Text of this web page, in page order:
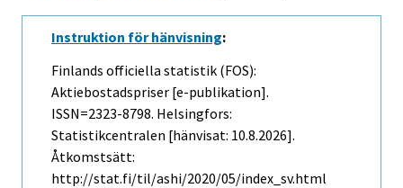
Instruktion för hänvisning:
Finlands officiella statistik (FOS):
Aktiebostadspriser [e-publikation].
ISSN=2323-8798. Helsingfors:
Statistikcentralen [hänvisat: 10.8.2026].
Åtkomstsätt:
http://stat.fi/til/ashi/2020/05/index_sv.html